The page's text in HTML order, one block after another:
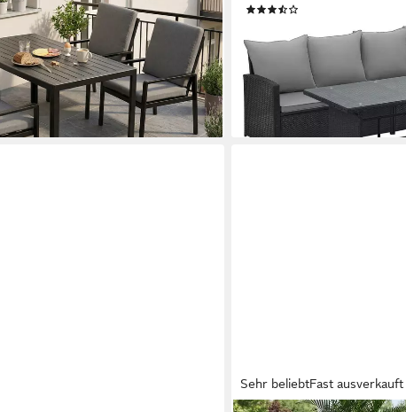
für Terrasse & Garten
€
bei dir
lieferbar - in 5-6 Werktagen bei
Sehr beliebtFast ausverkauft